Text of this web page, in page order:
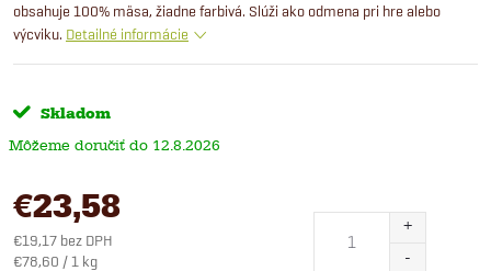
obsahuje 100% mäsa, žiadne farbivá. Slúži ako odmena pri hre alebo
výcviku. Detailné informácie
Skladom
12.8.2026
€23,58
€19,17 bez DPH
Jednotková
€78,60 / 1 kg